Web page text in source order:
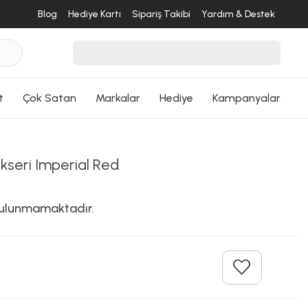
Blog Hediye Kartı Sipariş Takibi Yardım & Destek
Çok Satan Markalar Hediye Kampanyalar
Imperial Red